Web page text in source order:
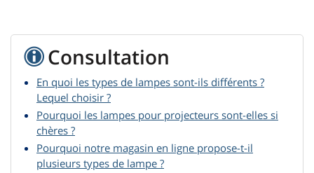
Consultation
En quoi les types de lampes sont-ils différents ?
Lequel choisir ?
Pourquoi les lampes pour projecteurs sont-elles si
chères ?
Pourquoi notre magasin en ligne propose-t-il
plusieurs types de lampe ?